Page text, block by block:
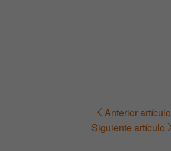
Navegación Anterior artículo
Siguiente artículo